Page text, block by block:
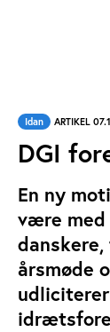
Idan ARTIKEL
DGI
En ny
være
årsmøde